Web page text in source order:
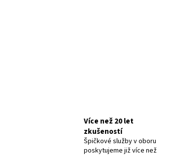
Více než 20 let
zkušeností
Špičkové služby v oboru
poskytujeme již více než